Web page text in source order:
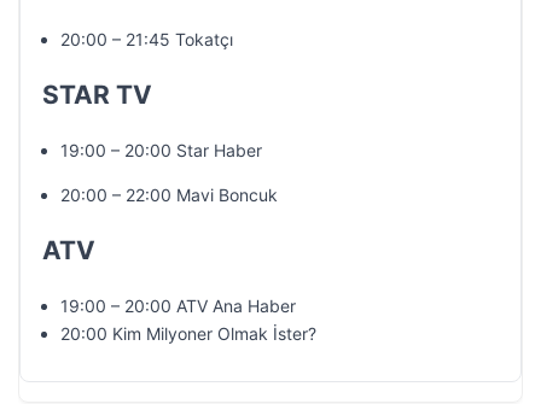
20:00 – 21:45 Tokatçı
STAR TV
19:00 – 20:00 Star Haber
20:00 – 22:00 Mavi Boncuk
ATV
19:00 – 20:00 ATV Ana Haber
20:00 Kim Milyoner Olmak İster?